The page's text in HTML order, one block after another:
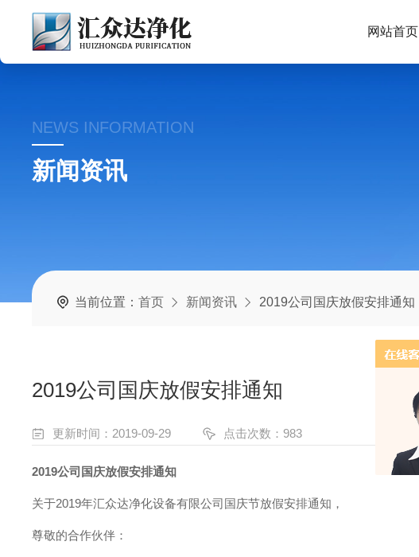
网站首页
NEWS INFORMATION
新闻资讯
当前位置：首页 新闻资讯 2019公司国庆放假安排通知
2019公司国庆放假安排通知
更新时间：2019-09-29 点击次数：983
2019公司 国庆放假安排通知
关于2019年汇众达净化设备有限公司国庆节放假安排通知，
尊敬的合作伙伴：